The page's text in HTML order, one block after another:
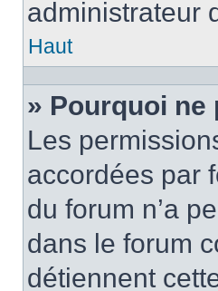
administrateur
Haut
» Pourquoi
Les
accordées par
du forum n’a
dans le forum
détiennent